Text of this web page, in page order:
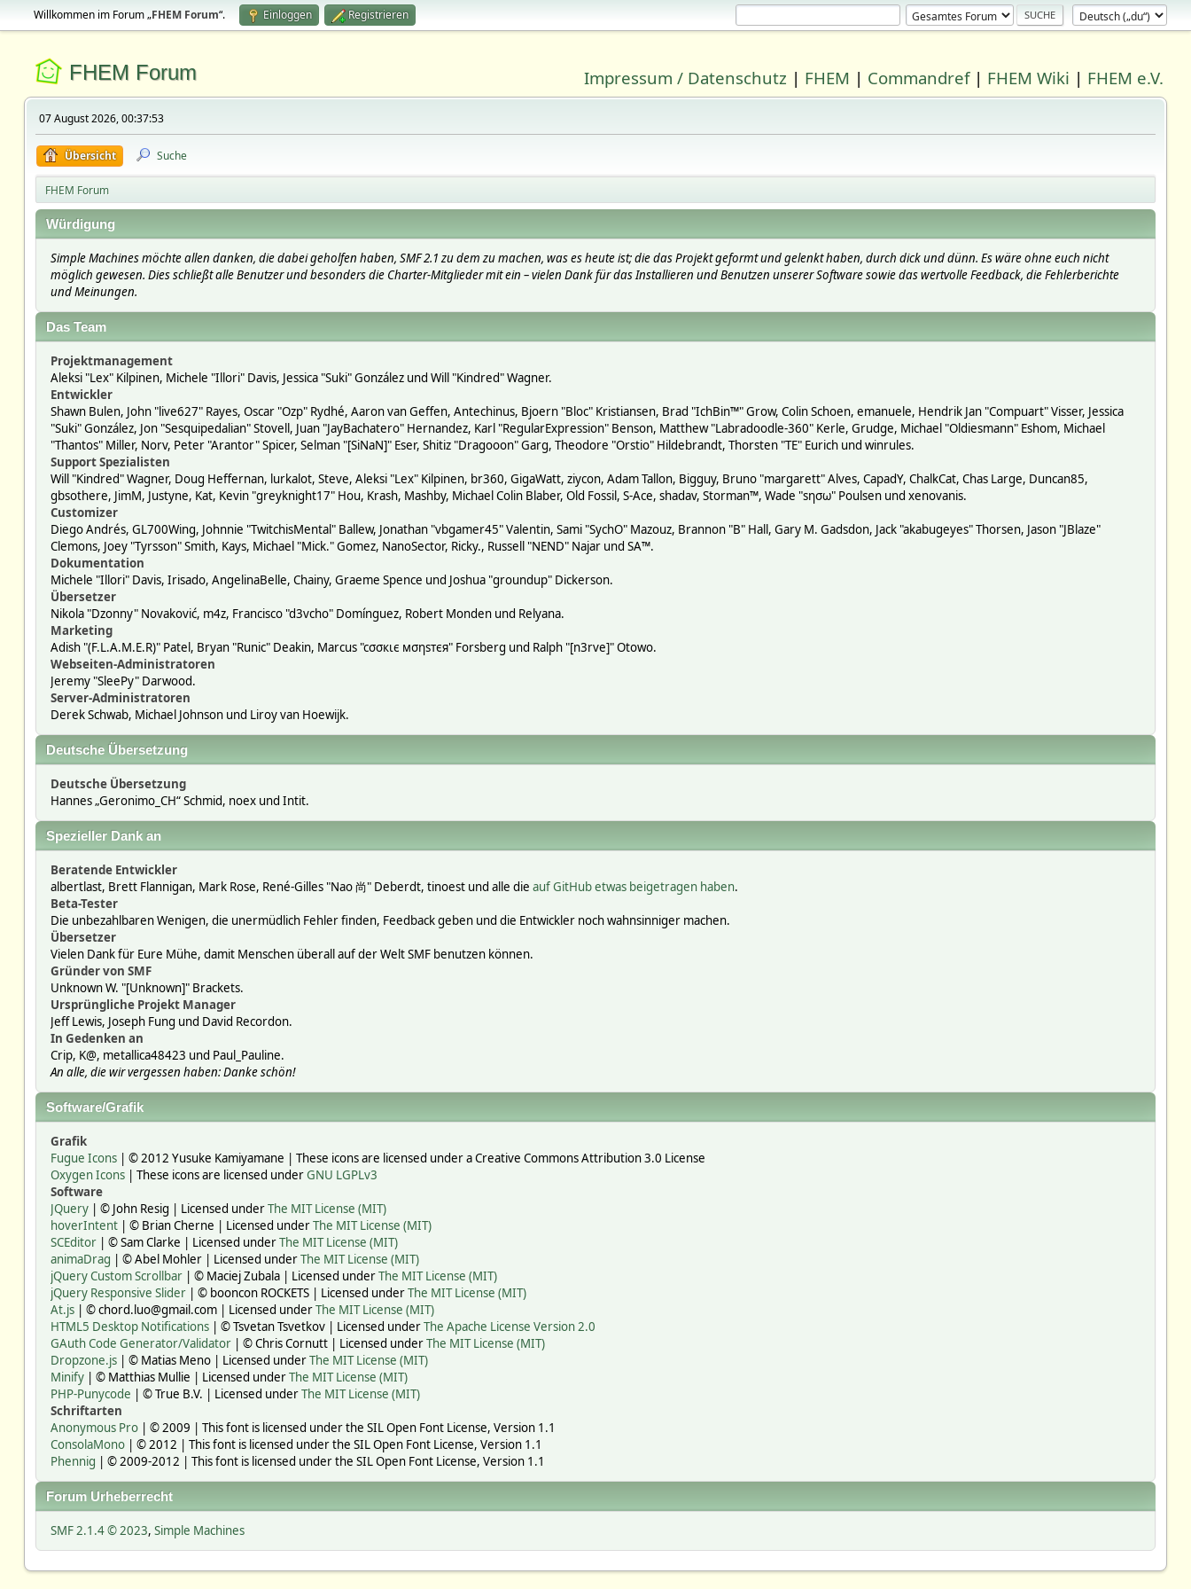
Willkommen im Forum „FHEM Forum“. Einloggen Registrieren
FHEM Forum Impressum / Datenschutz | FHEM | Commandref| FHEM Wiki | FHEM e.V.
07 August 2026, 00:37:53
Übersicht Suche
FHEM Forum
Würdigung
Simple Machines möchte allen danken, die dabei geholfen haben, SMF 2.1 zu dem zu machen, was es heute ist; die das Projekt geformt und gelenkt haben, durch dick und dünn. Es wäre ohne euch nicht
möglich gewesen. Dies schließt alle Benutzer und besonders die Charter-Mitglieder mit ein – vielen Dank für das Installieren und Benutzen unserer Software sowie das wertvolle Feedback, die Fehlerberichte
und Meinungen.
Das Team
Projektmanagement
Aleksi "Lex" Kilpinen, Michele "Illori" Davis, Jessica "Suki" González und Will "Kindred" Wagner.
Entwickler
Shawn Bulen, John "live627" Rayes, Oscar "Ozp" Rydhé, Aaron van Geffen, Antechinus, Bjoern "Bloc" Kristiansen, Brad "IchBin™" Grow, Colin Schoen, emanuele, Hendrik Jan "Compuart" Visser, Jessica
"Suki" González, Jon "Sesquipedalian" Stovell, Juan "JayBachatero" Hernandez, Karl "RegularExpression" Benson, Matthew "Labradoodle-360" Kerle, Grudge, Michael "Oldiesmann" Eshom, Michael
"Thantos" Miller, Norv, Peter "Arantor" Spicer, Selman "[SiNaN]" Eser, Shitiz "Dragooon" Garg, Theodore "Orstio" Hildebrandt, Thorsten "TE" Eurich und winrules.
Support Spezialisten
Will "Kindred" Wagner, Doug Heffernan, lurkalot, Steve, Aleksi "Lex" Kilpinen, br360, GigaWatt, ziycon, Adam Tallon, Bigguy, Bruno "margarett" Alves, CapadY, ChalkCat, Chas Large, Duncan85,
gbsothere, JimM, Justyne, Kat, Kevin "greyknight17" Hou, Krash, Mashby, Michael Colin Blaber, Old Fossil, S-Ace, shadav, Storman™, Wade "sησω" Poulsen und xenovanis.
Customizer
Diego Andrés, GL700Wing, Johnnie "TwitchisMental" Ballew, Jonathan "vbgamer45" Valentin, Sami "SychO" Mazouz, Brannon "B" Hall, Gary M. Gadsdon, Jack "akabugeyes" Thorsen, Jason "JBlaze"
Clemons, Joey "Tyrsson" Smith, Kays, Michael "Mick." Gomez, NanoSector, Ricky., Russell "NEND" Najar und SA™.
Dokumentation
Michele "Illori" Davis, Irisado, AngelinaBelle, Chainy, Graeme Spence und Joshua "groundup" Dickerson.
Übersetzer
Nikola "Dzonny" Novaković, m4z, Francisco "d3vcho" Domínguez, Robert Monden und Relyana.
Marketing
Adish "(F.L.A.M.E.R)" Patel, Bryan "Runic" Deakin, Marcus "cσσкιє мσηѕтєя" Forsberg und Ralph "[n3rve]" Otowo.
Webseiten-Administratoren
Jeremy "SleePy" Darwood.
Server-Administratoren
Derek Schwab, Michael Johnson und Liroy van Hoewijk.
Deutsche Übersetzung
Deutsche Übersetzung
Hannes „Geronimo_CH“ Schmid, noex und Intit.
Spezieller Dank an
Beratende Entwickler
albertlast, Brett Flannigan, Mark Rose, René-Gilles "Nao 尚" Deberdt, tinoest und alle die auf GitHub etwas beigetragen haben.
Beta-Tester
Die unbezahlbaren Wenigen, die unermüdlich Fehler finden, Feedback geben und die Entwickler noch wahnsinniger machen.
Übersetzer
Vielen Dank für Eure Mühe, damit Menschen überall auf der Welt SMF benutzen können.
Gründer von SMF
Unknown W. "[Unknown]" Brackets.
Ursprüngliche Projekt Manager
Jeff Lewis, Joseph Fung und David Recordon.
In Gedenken an
Crip, K@, metallica48423 und Paul_Pauline.
An alle, die wir vergessen haben: Danke schön!
Software/Grafik
Grafik
Fugue Icons| © 2012 Yusuke Kamiyamane | These icons are licensed under a Creative Commons Attribution 3.0 License
Oxygen Icons| These icons are licensed underGNU LGPLv3
Software
JQuery| © John Resig | Licensed underThe MIT License (MIT)
hoverIntent| © Brian Cherne | Licensed underThe MIT License (MIT)
SCEditor| © Sam Clarke | Licensed underThe MIT License (MIT)
animaDrag | © Abel Mohler | Licensed underThe MIT License (MIT)
jQuery Custom Scrollbar| © Maciej Zubala | Licensed underThe MIT License (MIT)
jQuery Responsive Slider| © booncon ROCKETS | Licensed underThe MIT License (MIT)
At.js| © chord.luo@gmail.com | Licensed underThe MIT License (MIT)
HTML5 Desktop Notifications| © Tsvetan Tsvetkov | Licensed underThe Apache License Version 2.0
GAuth Code Generator/Validator| © Chris Cornutt | Licensed underThe MIT License (MIT)
Dropzone.js| © Matias Meno | Licensed underThe MIT License (MIT)
Minify| © Matthias Mullie | Licensed underThe MIT License (MIT)
PHP-Punycode | © True B.V. | Licensed underThe MIT License (MIT)
Schriftarten
Anonymous Pro| © 2009 | This font is licensed under the SIL Open Font License, Version 1.1
ConsolaMono| © 2012 | This font is licensed under the SIL Open Font License, Version 1.1
Phennig | © 2009-2012 | This font is licensed under the SIL Open Font License, Version 1.1
Forum Urheberrecht
SMF 2.1.4 © 2023, Simple Machines